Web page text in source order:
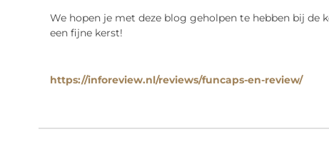
We hopen je met deze blog geholpen te hebben bij de
een fijne kerst!
https://inforeview.nl/reviews/funcaps-en-review/